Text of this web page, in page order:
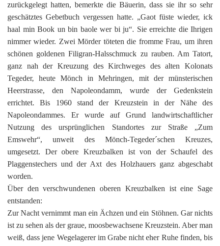
zurückgelegt hatten, bemerkte die Bäuerin, dass sie ihr so sehr
geschätztes Gebetbuch vergessen hatte. „Gaot füste wieder, ick
haal min Book un bin baole wer bi ju“. Sie erreichte die Ihrigen
nimmer wieder. Zwei Mörder töteten die fromme Frau, um ihren
schönen goldenen Filigran-Halsschmuck zu rauben. Am Tatort,
ganz nah der Kreuzung des Kirchweges des alten Kolonats
Tegeder, heute Mönch in Mehringen, mit der münsterischen
Heerstrasse, den Napoleondamm, wurde der Gedenkstein
errichtet. Bis 1960 stand der Kreuzstein in der Nähe des
Napoleondammes. Er wurde auf Grund landwirtschaftlicher
Nutzung des ursprünglichen Standortes zur Straße „Zum
Emswehr“, unweit des Mönch-Tegeder´schen Kreuzes,
umgesetzt. Der obere Kreuzbalken ist von der Schaufel des
Plaggenstechers und der Axt des Holzhauers ganz abgeschabt
worden.
Über den verschwundenen oberen Kreuzbalken ist eine Sage
entstanden:
Zur Nacht vernimmt man ein Ächzen und ein Stöhnen. Gar nichts
ist zu sehen als der graue, moosbewachsene Kreuzstein. Aber man
weiß, dass jene Wegelagerer im Grabe nicht eher Ruhe finden, bis